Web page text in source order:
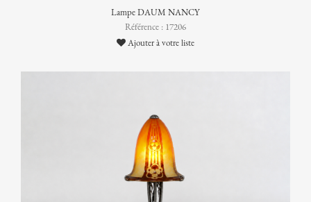
Lampe DAUM NANCY
Référence : 17206
Ajouter à votre liste